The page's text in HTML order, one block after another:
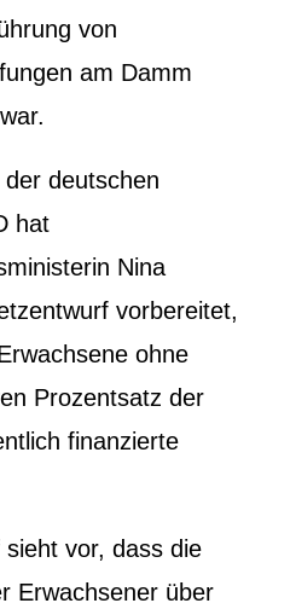
von
am Damm
deutschen
hat
Nina
vorbereitet,
ohne
Prozentsatz der
finanzierte
vor, dass die
Erwachsener über